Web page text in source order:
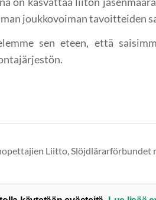
joukkovoiman tavoitteiden
sen eteen, että
Liitto, Slöjdlärarförbundet